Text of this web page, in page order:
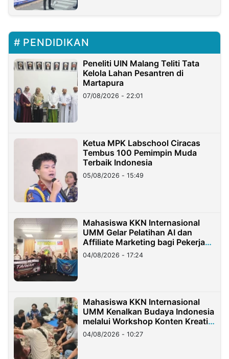
PENDIDIKAN
Peneliti UIN Malang Teliti Tata
Kelola Lahan Pesantren di
Martapura
07/08/2026 - 22:01
Ketua MPK Labschool Ciracas
Tembus 100 Pemimpin Muda
Terbaik Indonesia
05/08/2026 - 15:49
Mahasiswa KKN Internasional
UMM Gelar Pelatihan AI dan
Affiliate Marketing bagi Pekerja
Migran Indonesia di Taiwan
04/08/2026 - 17:24
Mahasiswa KKN Internasional
UMM Kenalkan Budaya Indonesia
melalui Workshop Konten Kreatif
di Taiwan
04/08/2026 - 10:27